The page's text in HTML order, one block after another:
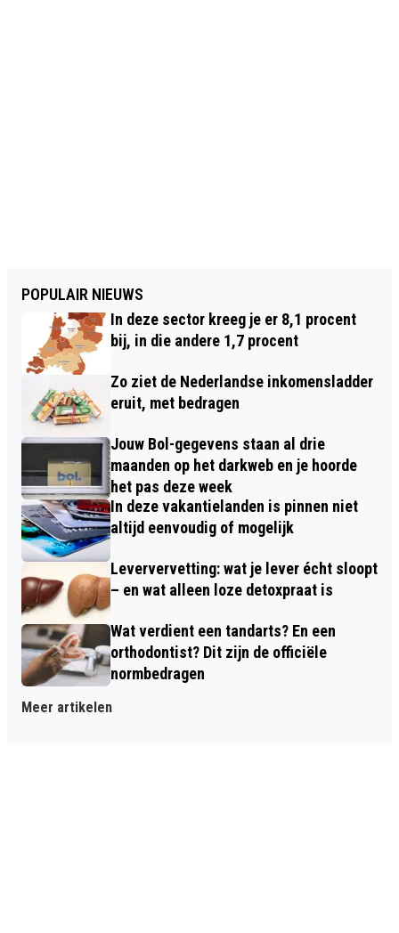
POPULAIR NIEUWS
In deze sector kreeg je er 8,1 procent
bij, in die andere 1,7 procent
Zo ziet de Nederlandse inkomensladder
eruit, met bedragen
Jouw Bol-gegevens staan al drie
maanden op het darkweb en je hoorde
het pas deze week
In deze vakantielanden is pinnen niet
altijd eenvoudig of mogelijk
Leververvetting: wat je lever écht sloopt
– en wat alleen loze detoxpraat is
Wat verdient een tandarts? En een
orthodontist? Dit zijn de officiële
normbedragen
Meer artikelen